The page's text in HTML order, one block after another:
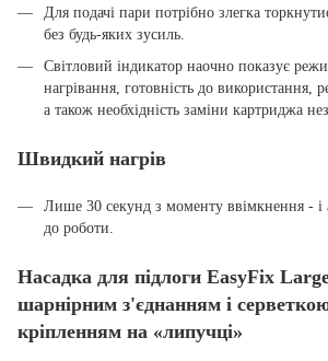
Для подачі пари потрібно злегка
без будь-яких зусиль.
Світловий індикатор наочно показує
нагрівання, готовність до використання,
а також необхідність заміни картриджа
Швидкий нагрів
Лише 30 секунд з моменту ввімкнення - і
до роботи.
Насадка для підлоги EasyFix
шарнірним з'єднанням і
кріпленням на «липучці»